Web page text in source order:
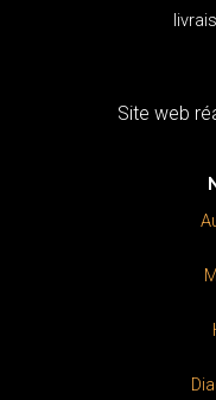
Site web